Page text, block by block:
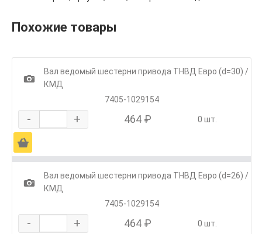
Похожие товары
1
Вал ведомый шестерни привода ТНВД Евро (d=30) /
КМД
7405-1029154
- + 464 ₽ 0 шт.
Ä
1
Вал ведомый шестерни привода ТНВД Евро (d=26) /
КМД
7405-1029154
- + 464 ₽ 0 шт.